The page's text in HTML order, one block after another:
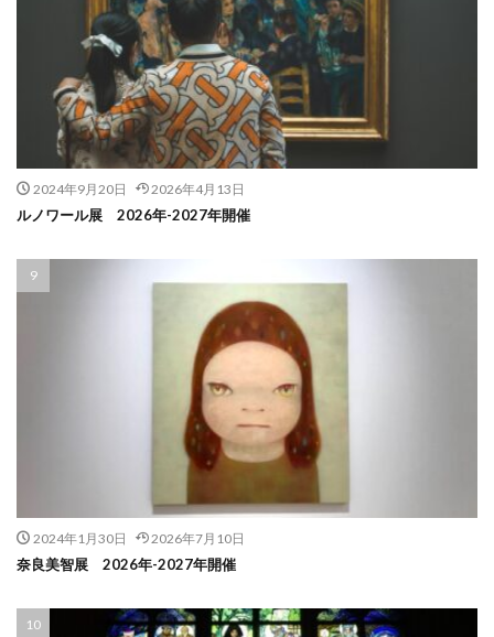
2024年9月20日 2026年4月13日
ルノワール展 2026年-2027年開催
2024年1月30日 2026年7月10日
奈良美智展 2026年-2027年開催